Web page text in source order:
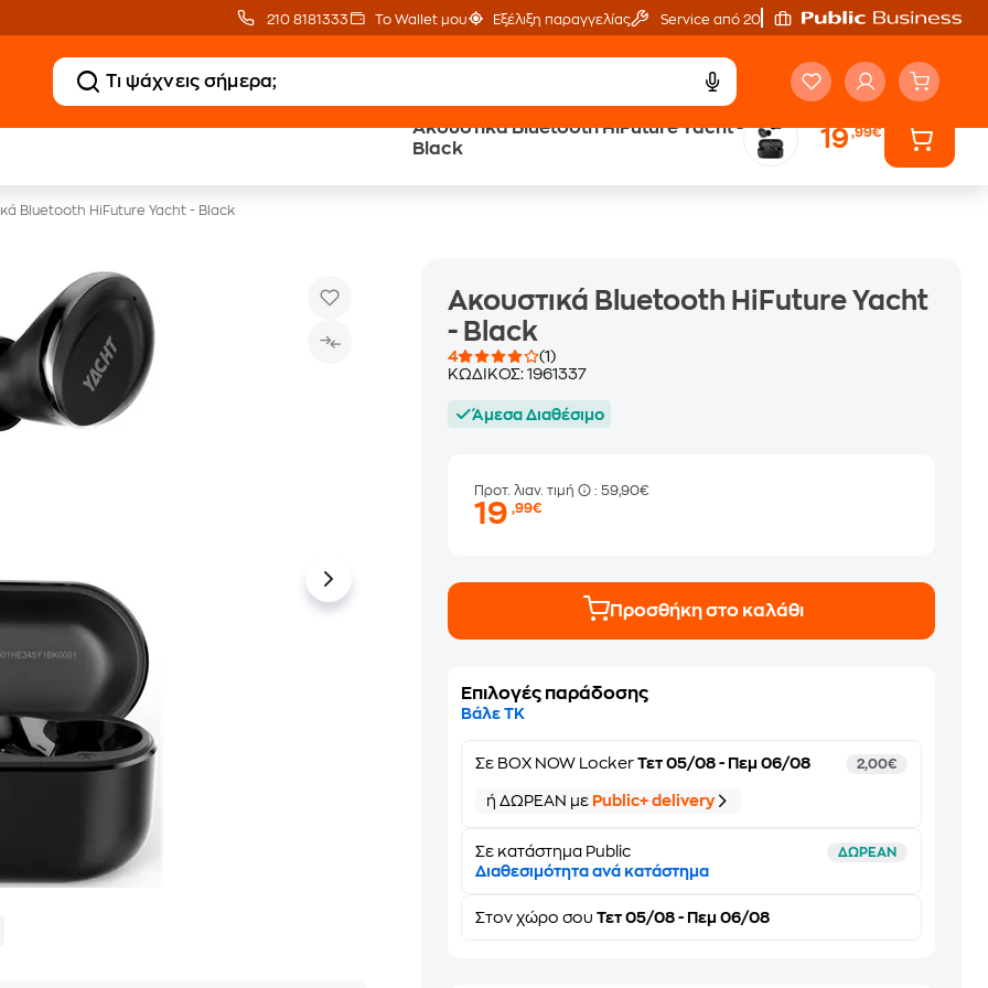
210 8181333 Το Wallet μου Εξέλιξη παραγγελίας Service από 20'
Ακουστικά Bluetooth HiFuture Yacht -
Black
19,99€
Δωρεάν BoxNow
Bluetooth HiFuture Yacht - Black
Ακουστικά Bluetooth HiFuture Yacht
- Black
4
(1)
ΚΩΔΙΚΟΣ:1961337
Άμεσα Διαθέσιμο
Προτ. λιαν. τιμή : 59,90€
19,99€
Προσθήκη στο καλάθι
Επιλογές παράδοσης
Βάλε ΤΚ
Σε BOX NOW Locker Τετ 05/08 - Πεμ 06/08 2,00€
ή ΔΩΡΕΑΝ με Public+ delivery
Σε κατάστημα Public ΔΩΡΕΑΝ
Διαθεσιμότητα ανά κατάστημα
Στονχώρο σου Τετ 05/08 - Πεμ 06/08